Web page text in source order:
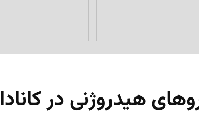
هیدروژنی در کانادا